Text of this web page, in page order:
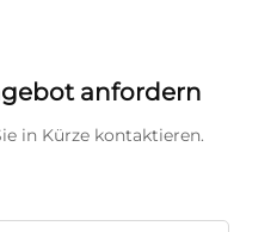
anfordern
in Kürze kontaktieren.